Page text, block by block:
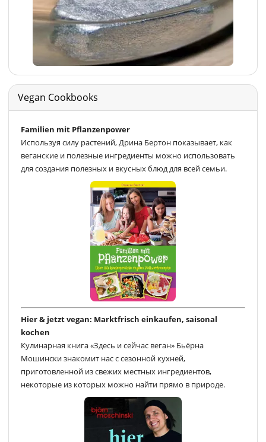
Vegan Cookbooks
Familien mit Pflanzenpower
Используя силу растений, Дрина Бертон показывает, как
веганские и полезные ингредиенты можно использовать
для создания полезных и вкусных блюд для всей семьи.
Hier & jetzt vegan: Marktfrisch einkaufen, saisonal
kochen
Кулинарная книга «Здесь и сейчас веган» Бьёрна
Мошински знакомит нас с сезонной кухней,
приготовленной из свежих местных ингредиентов,
некоторые из которых можно найти прямо в природе.